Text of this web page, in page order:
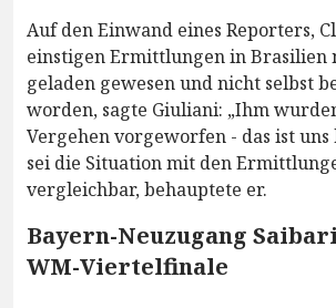
Auf den Einwand eines Reporters,
einstigen Ermittlungen in Brasilien
geladen gewesen und nicht selbst
worden, sagte Giuliani: „Ihm
Vergehen vorgeworfen - das ist uns
sei die Situation mit den
vergleichbar, behauptete er.
Bayern-Neuzugang
WM-Viertelfinale